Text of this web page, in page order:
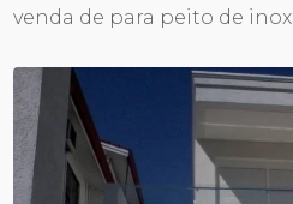
venda de para peito de inox